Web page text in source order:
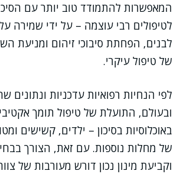
המאפשרות להתמודד טוב יותר עם
לטיפולים רבי עוצמה – על ידי שמירה
לבנים, הפחתת סיבוכי זיהום ומניעת
של טיפול עיקרי.
לפי הנחיות רפואיות עדכניות ונתונים
ובעולם, התועלת של טיפול תומך
באוכלוסיות בסיכון – ילדים, קשישים
של מחלות נוספות. עם זאת, הצורך
וקביעת מינון נכון דורש מעורבות של